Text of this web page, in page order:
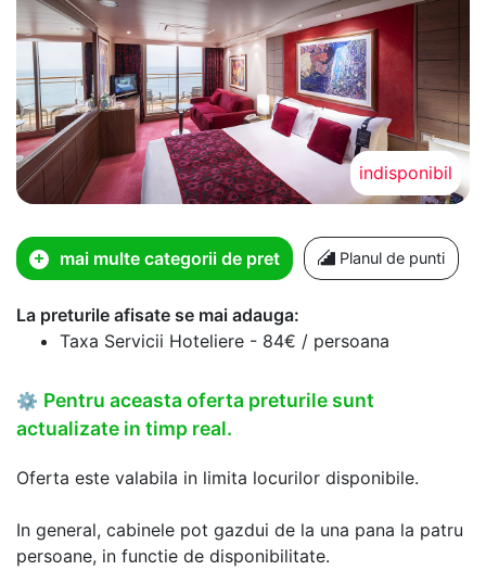
indisponibil
mai multe categorii de pret Planul de punti
La preturile afisate se mai adauga:
Taxa Servicii Hoteliere - 84€ / persoana
⚙ Pentru aceasta oferta preturile sunt
actualizate in timp real.
Oferta este valabila in limita locurilor disponibile.
In general, cabinele pot gazdui de la una pana la patru
persoane, in functie de disponibilitate.